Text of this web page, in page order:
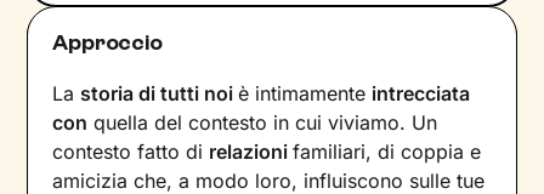
Approccio
La storia di tutti noiè intimamente intrecciata
con quella del contesto in cui viviamo. Un
contesto fatto di relazionifamiliari, di coppia e
amicizia che, a modo loro, influiscono sulle tue